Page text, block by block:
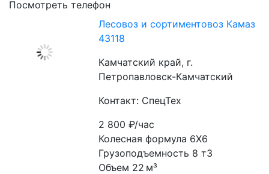
Посмотреть телефон
Лесовоз и сортиментовоз Камаз
43118
Камчатский край, г.
Петропавловск-Камчатский
Контакт: СпецТех
2 800₽/час
Колесная формула 6Х6
Грузоподъемность 8 т3
Объем 22 м³